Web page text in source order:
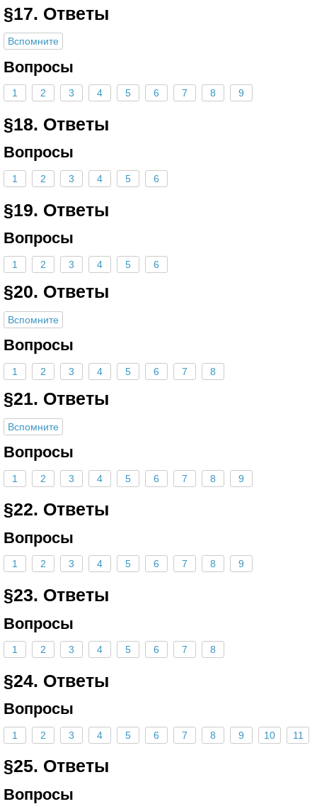
§17. Ответы
Вспомните
Вопросы
1 2 3 4 5 6 7 8 9
§18. Ответы
Вопросы
1 2 3 4 5 6
§19. Ответы
Вопросы
1 2 3 4 5 6
§20. Ответы
Вспомните
Вопросы
1 2 3 4 5 6 7 8
§21. Ответы
Вспомните
Вопросы
1 2 3 4 5 6 7 8 9
§22. Ответы
Вопросы
1 2 3 4 5 6 7 8 9
§23. Ответы
Вопросы
1 2 3 4 5 6 7 8
§24. Ответы
Вопросы
1 2 3 4 5 6 7 8 9 10 11
§25. Ответы
Вопросы